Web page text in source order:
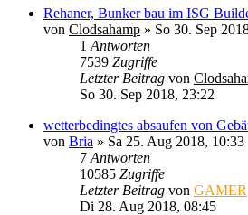
Rehaner, Bunker bau im ISG
von Clodsahamp » So 30. Sep
1 Antworten
7539 Zugriffe
Letzter Beitrag von
So 30. Sep 2018, 23:22
wetterbedingtes absaufen von
von Bria » Sa 25. Aug 2018, 10:33
7 Antworten
10585 Zugriffe
Letzter Beitrag von GAMER
Di 28. Aug 2018, 08:45